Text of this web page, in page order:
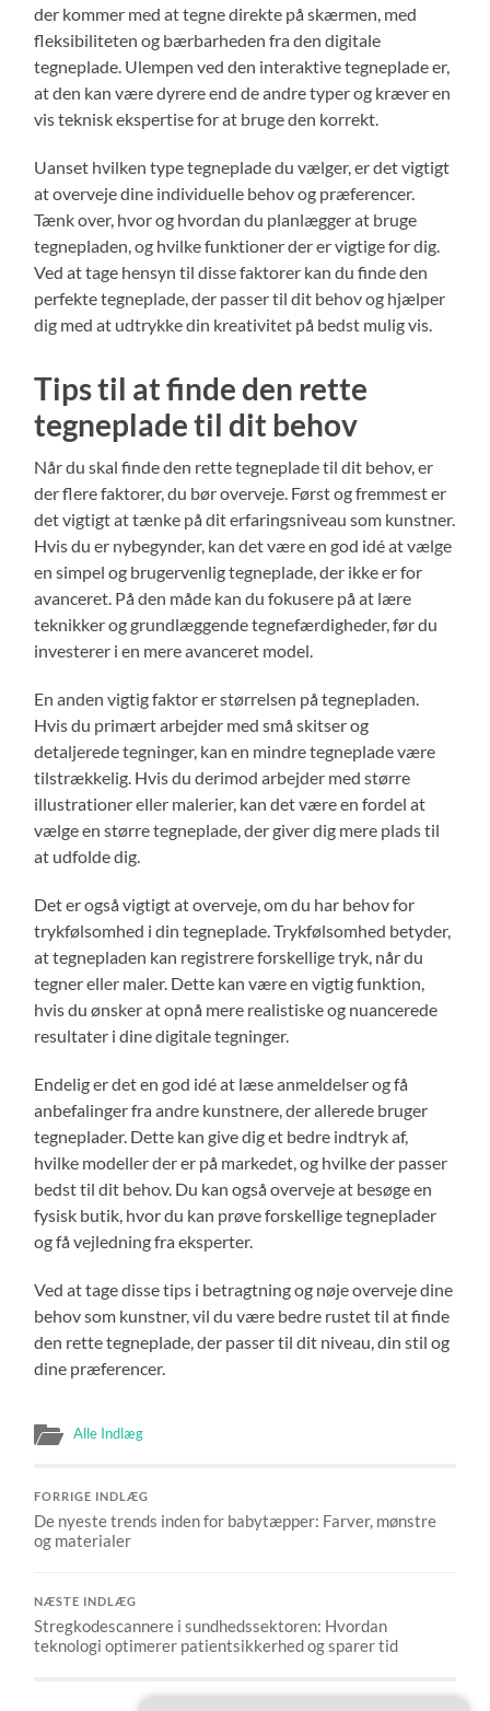
der kommer med at tegne direkte på skærmen, med
fleksibiliteten og bærbarheden fra den digitale
tegneplade. Ulempen ved den interaktive tegneplade er,
at den kan være dyrere end de andre typer og kræver en
vis teknisk ekspertise for at bruge den korrekt.
Uanset hvilken type tegneplade du vælger, er det vigtigt
at overveje dine individuelle behov og præferencer.
Tænk over, hvor og hvordan du planlægger at bruge
tegnepladen, og hvilke funktioner der er vigtige for dig.
Ved at tage hensyn til disse faktorer kan du finde den
perfekte tegneplade, der passer til dit behov og hjælper
dig med at udtrykke din kreativitet på bedst mulig vis.
Tips til at finde den rette
tegneplade til dit behov
Når du skal finde den rette tegneplade til dit behov, er
der flere faktorer, du bør overveje. Først og fremmest er
det vigtigt at tænke på dit erfaringsniveau som kunstner.
Hvis du er nybegynder, kan det være en god idé at vælge
en simpel og brugervenlig tegneplade, der ikke er for
avanceret. På den måde kan du fokusere på at lære
teknikker og grundlæggende tegnefærdigheder, før du
investerer i en mere avanceret model.
En anden vigtig faktor er størrelsen på tegnepladen.
Hvis du primært arbejder med små skitser og
detaljerede tegninger, kan en mindre tegneplade være
tilstrækkelig. Hvis du derimod arbejder med større
illustrationer eller malerier, kan det være en fordel at
vælge en større tegneplade, der giver dig mere plads til
at udfolde dig.
Det er også vigtigt at overveje, om du har behov for
trykfølsomhed i din tegneplade. Trykfølsomhed betyder,
at tegnepladen kan registrere forskellige tryk, når du
tegner eller maler. Dette kan være en vigtig funktion,
hvis du ønsker at opnå mere realistiske og nuancerede
resultater i dine digitale tegninger.
Endelig er det en god idé at læse anmeldelser og få
anbefalinger fra andre kunstnere, der allerede bruger
tegneplader. Dette kan give dig et bedre indtryk af,
hvilke modeller der er på markedet, og hvilke der passer
bedst til dit behov. Du kan også overveje at besøge en
fysisk butik, hvor du kan prøve forskellige tegneplader
og få vejledning fra eksperter.
Ved at tage disse tips i betragtning og nøje overveje dine
behov som kunstner, vil du være bedre rustet til at finde
den rette tegneplade, der passer til dit niveau, din stil og
dine præferencer.
Alle Indlæg
FORRIGE INDLÆG
De nyeste trends inden for babytæpper: Farver, mønstre
og materialer
NÆSTE INDLÆG
Stregkodescannere i sundhedssektoren: Hvordan
teknologi optimerer patientsikkerhed og sparer tid